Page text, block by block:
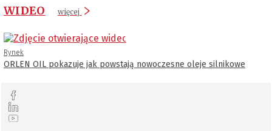
WIDEO więcej
Rynek
ORLEN OIL pokazuje jak powstają nowoczesne oleje silnikowe